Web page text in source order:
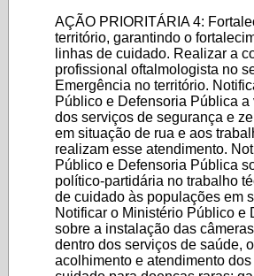
AÇÃO PRIORITÁRIA 4:
território, garantindo o
linhas de cuidado. Realizar a
profissional oftalmologista no
Emergência no território.
Público e Defensoria Pública
dos serviços de segurança e
em situação de rua e aos
realizam esse atendimento.
Público e Defensoria Pública
político-partidária no trabalho
de cuidado às populações em
Notificar o Ministério Público e
sobre a instalação das
dentro dos serviços de saúde,
acolhimento e atendimento